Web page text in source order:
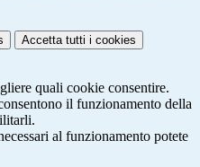
Accetta tutti i cookies
quali cookie consentire.
il funzionamento della
al funzionamento potete